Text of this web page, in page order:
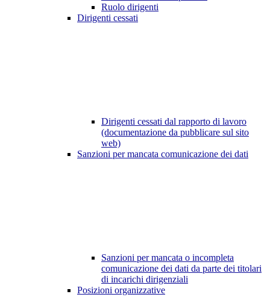
Ruolo dirigenti
Dirigenti cessati
Dirigenti cessati dal rapporto di lavoro
(documentazione da pubblicare sul sito
web)
Sanzioni per mancata comunicazione dei dati
Sanzioni per mancata o incompleta
comunicazione dei dati da parte dei titolari
di incarichi dirigenziali
Posizioni organizzative